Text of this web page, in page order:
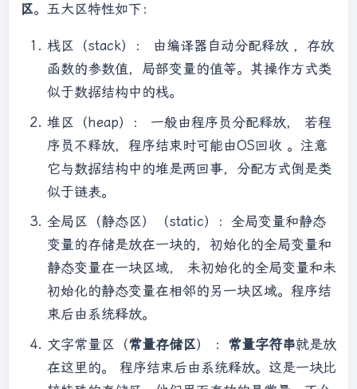
区。五大区特性如下：
栈区（stack）： 由编译器自动分配释放 ，存放
函数的参数值，局部变量的值等。其操作方式类
似于数据结构中的栈。
堆区（heap）： 一般由程序员分配释放， 若程
序员不释放，程序结束时可能由OS回收 。注意
它与数据结构中的堆是两回事，分配方式倒是类
似于链表。
全局区（静态区）（static）：全局变量和静态
变量的存储是放在一块的，初始化的全局变量和
静态变量在一块区域， 未初始化的全局变量和未
初始化的静态变量在相邻的另一块区域。程序结
束后由系统释放。
文字常量区（常量存储区） ： 常量字符串就是放
在这里的。 程序结束后由系统释放。这是一块比